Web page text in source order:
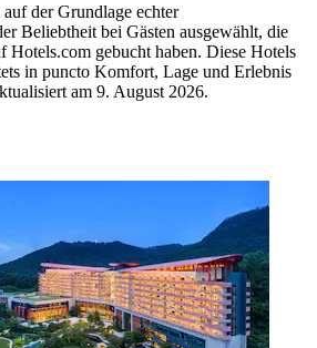
der Grundlage echter
Beliebtheit bei Gästen ausgewählt, die
Hotels.com gebucht haben. Diese Hotels
in puncto Komfort, Lage und Erlebnis
am 9. August 2026.